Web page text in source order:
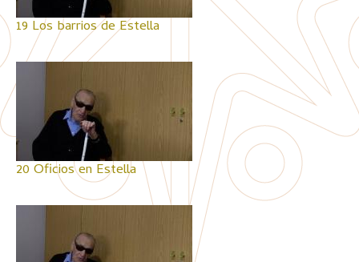
19 Los barrios de Estella
20 Oficios en Estella